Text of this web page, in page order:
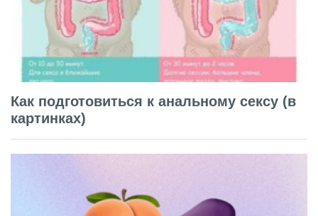
Как подготовиться к анальному сексу (в
картинках)